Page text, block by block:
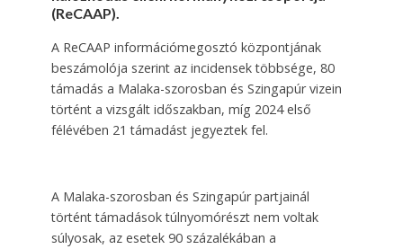
(ReCAAP).
A ReCAAP információmegosztó központjának
beszámolója szerint az incidensek többsége, 80
támadás a Malaka-szorosban és Szingapúr vizein
történt a vizsgált időszakban, míg 2024 első
félévében 21 támadást jegyeztek fel.
A Malaka-szorosban és Szingapúr partjainál
történt támadások túlnyomórészt nem voltak
súlyosak, az esetek 90 százalékában a